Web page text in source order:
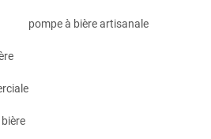
pompe à bière artisanale